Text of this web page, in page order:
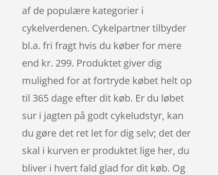
af de populære kategorier i
cykelverdenen. Cykelpartner tilbyder
bl.a. fri fragt hvis du køber for mere
end kr. 299. Produktet giver dig
mulighed for at fortryde købet helt op
til 365 dage efter dit køb. Er du løbet
sur i jagten på godt cykeludstyr, kan
du gøre det ret let for dig selv; det der
skal i kurven er produktet lige her, du
bliver i hvert fald glad for dit køb. Og